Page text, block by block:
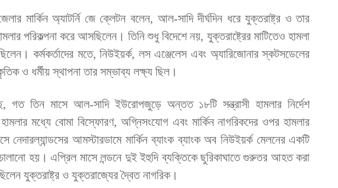
মার্কিন অ্যাটর্নি জে ক্লেটন বলেন, আল-সাদি দীর্ঘদিন ধরে যুক্তরাষ্ট্র ও তার
পরিকল্পনা করে আসছিলেন। তিনি শুধু বিদেশে নয়, যুক্তরাষ্ট্রের মাটিতেও হামলা
কর্মকর্তাদের মতে, নিউইয়র্ক, লস এঞ্জেলেস এবং অ্যারিজোনার স্কটসডেলের
ও ধর্মীয় স্থাপনা তার সম্ভাব্য লক্ষ্য ছিল।
গত তিন মাসে আল-সাদি ইউরোপজুড়ে অন্তত ১৮টি সন্ত্রাসী হামলার নির্দেশ
মধ্যে বোমা বিস্ফোরণ, অগ্নিসংযোগ এবং মার্কিন নাগরিকদের ওপর হামলার
নেদারল্যান্ডসের আমস্টারডামে মার্কিন ব্যাংক ব্যাংক অব নিউইয়র্ক মেলনের একটি
চালানো হয়। এপ্রিল মাসে লন্ডনে দুই ইহুদি ব্যক্তিকে ছুরিকাঘাতে গুরুতর আহত করা
যুক্তরাষ্ট্র ও যুক্তরাজ্যের দ্বৈত নাগরিক।